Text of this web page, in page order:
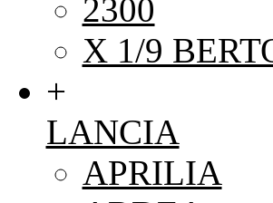
2300
X 1/9
+
LANCIA
APRILIA